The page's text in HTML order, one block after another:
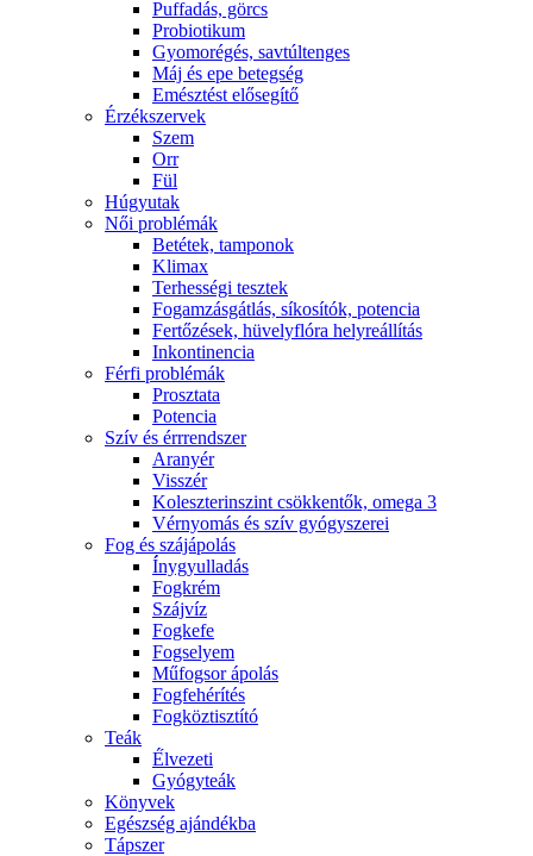
Puffadás, görcs
Probiotikum
Gyomorégés, savtúltenges
Máj és epe betegség
Emésztést elősegítő
Érzékszervek
Szem
Orr
Fül
Húgyutak
Női problémák
Betétek, tamponok
Klimax
Terhességi tesztek
Fogamzásgátlás, síkosítók, potencia
Fertőzések, hüvelyflóra helyreállítás
Inkontinencia
Férfi problémák
Prosztata
Potencia
Szív és érrrendszer
Aranyér
Visszér
Koleszterinszint csökkentők, omega 3
Vérnyomás és szív gyógyszerei
Fog és szájápolás
Í́nygyulladás
Fogkrém
Szájvíz
Fogkefe
Fogselyem
Műfogsor ápolás
Fogfehérítés
Fogköztisztító
Teák
É́lvezeti
Gyógyteák
Könyvek
Egészség ajándékba
Tápszer